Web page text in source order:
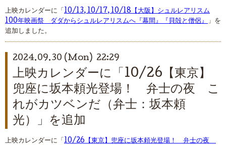
上映カレンダーに「 10/13, 10/17, 10/18【大阪】シュルレアリスム
100年映画祭 ダダからシュルレアリスムへ『幕間』『貝殻と僧侶』
」を
追加しました。
2024.09.30 (Mon) 22:29
上映カレンダーに「10/26【東京】
兜座に坂本頼光登場！ 弁士の夜 こ
れがカツベンだ（弁士：坂本頼
光）」を追加
上映カレンダーに「 10/26【東京】兜座に坂本頼光登場！ 弁士の夜